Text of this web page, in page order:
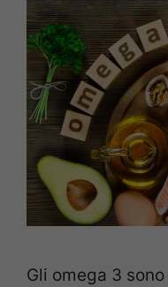
Gli omega 3 sono